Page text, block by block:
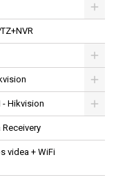
- Hikvision
Receivery
videa + WiFi